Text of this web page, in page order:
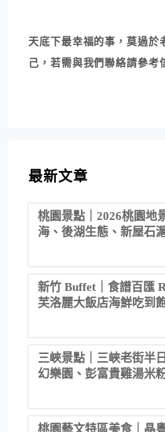
天底下最幸福的事，莫過於
己，若需與我們聯絡請參考
最新文章
桃園景點｜2026桃園地
海、後湖生態、新屋石
新竹 Buffet｜食譜百匯
芙洛麗大飯店海鮮吃到
三峽景點｜三峽老街半
幻樂園、彭富貴雞湯米
桃園藝文特區美食｜晶